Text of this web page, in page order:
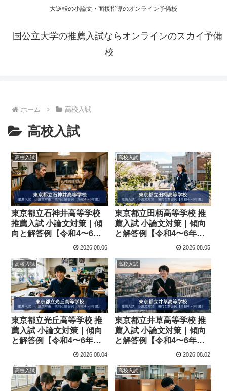
大逆転の小論文・面接指導のオンライン予備校
国公立大学の推薦入試ならオンラインのスカイ予備
校
ホーム 高校入試
高校入試
高校入試
東京都立石神井高等学校
推薦入試 小論文対策｜傾
向と解答例【令和4〜6年
2026.08.06
高校入試
東京都立田柄高等学校 推
薦入試 小論文対策｜傾向
と解答例【令和4〜6年
2026.08.05
高校入試
東京都立光丘高等学校 推
薦入試 小論文対策｜傾向
と解答例【令和4〜6年
2026.08.04
高校入試
東京都立井草高等学校 推
薦入試 小論文対策｜傾向
と解答例【令和4〜6年
2026.08.02
高校入試 高校入試